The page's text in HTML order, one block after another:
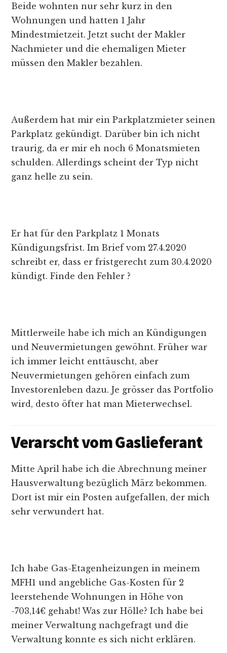
Beide wohnten nur sehr kurz in den
Wohnungen und hatten 1 Jahr
Mindestmietzeit. Jetzt sucht der Makler
Nachmieter und die ehemaligen Mieter
müssen den Makler bezahlen.
Außerdem hat mir ein Parkplatzmieter seinen
Parkplatz gekündigt. Darüber bin ich nicht
traurig, da er mir eh noch 6 Monatsmieten
schulden. Allerdings scheint der Typ nicht
ganz helle zu sein.
Er hat für den Parkplatz 1 Monats
Kündigungsfrist. Im Brief vom 27.4.2020
schreibt er, dass er fristgerecht zum 30.4.2020
kündigt. Finde den Fehler ?
Mittlerweile habe ich mich an Kündigungen
und Neuvermietungen gewöhnt. Früher war
ich immer leicht enttäuscht, aber
Neuvermietungen gehören einfach zum
Investorenleben dazu. Je grösser das Portfolio
wird, desto öfter hat man Mieterwechsel.
Verarscht vom Gaslieferant
Mitte April habe ich die Abrechnung meiner
Hausverwaltung bezüglich März bekommen.
Dort ist mir ein Posten aufgefallen, der mich
sehr verwundert hat.
Ich habe Gas-Etagenheizungen in meinem
MFH1 und angebliche Gas-Kosten für 2
leerstehende Wohnungen in Höhe von
-703,14€ gehabt! Was zur Hölle? Ich habe bei
meiner Verwaltung nachgefragt und die
Verwaltung konnte es sich nicht erklären.